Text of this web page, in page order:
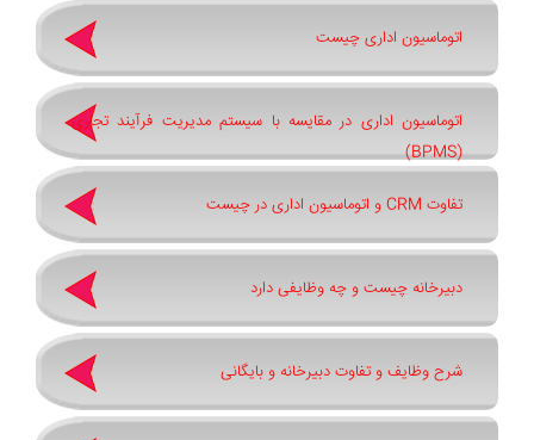
اتوماسیون اداری چیست
اتوماسیون اداری در مقایسه با سیستم مدیریت فرآیند تجاری
(BPMS)
تفاوت CRM و اتوماسیون اداری در چیست
دبیرخانه چیست و چه وظایفی دارد
شرح وظایف و تفاوت دبیرخانه و بایگانی